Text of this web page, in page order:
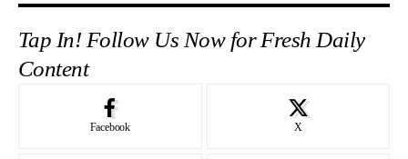
bersama. Foto:
Mediajateng.net/
Humas Polda
Tap In! Follow Us Now for Fresh Daily
Content
Facebook X